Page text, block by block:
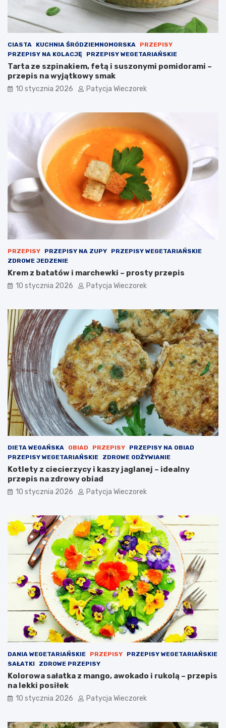
CIASTA KUCHNIA ŚRÓDZIEMNOMORSKA
PRZEPISY
PRZEPISY NA KOLACJĘ
PRZEPISY WEGETARIAŃSKIE
Tarta ze szpinakiem, fetą i suszonymi pomidorami –
przepis na wyjątkowy smak
10 stycznia 2026 Patycja Wieczorek
PRZEPISY PRZEPISY NA ZUPY
PRZEPISY WEGETARIAŃSKIE
ZDROWE JEDZENIE
Krem z batatów i marchewki – prosty przepis
10 stycznia 2026 Patycja Wieczorek
DIETA WEGAŃSKA OBIAD PRZEPISY
PRZEPISY NA OBIAD
PRZEPISY WEGETARIAŃSKIE
ZDROWE ODŻYWIANIE
Kotlety z ciecierzycy i kaszy jaglanej – idealny
przepis na zdrowy obiad
10 stycznia 2026 Patycja Wieczorek
DANIA WEGETARIAŃSKIE PRZEPISY
PRZEPISY WEGETARIAŃSKIE
SAŁATKI
ZDROWE PRZEPISY
Kolorowa sałatka z mango, awokado i rukolą – przepis
na lekki posiłek
10 stycznia 2026 Patycja Wieczorek